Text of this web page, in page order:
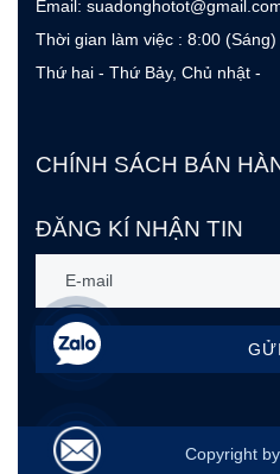
Email:
Thời gian làm việc : 8:00
Thứ hai - Thứ Bảy, Chủ nhật -
CHÍNH SÁCH BÁN
ĐĂNG KÍ NHẬN TIN
GỬI
Copyright